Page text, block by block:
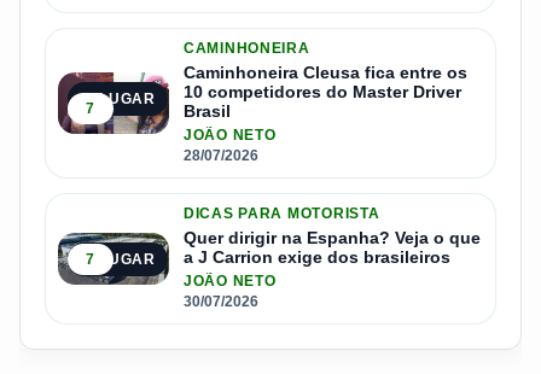
4º LUGAR
7
CAMINHONEIRA
Caminhoneira Cleusa fica entre os
10 competidores do Master Driver
Brasil
JOÃO NETO
28/07/2026
5º LUGAR
7
DICAS PARA MOTORISTA
Quer dirigir na Espanha? Veja o que
a J Carrion exige dos brasileiros
JOÃO NETO
30/07/2026